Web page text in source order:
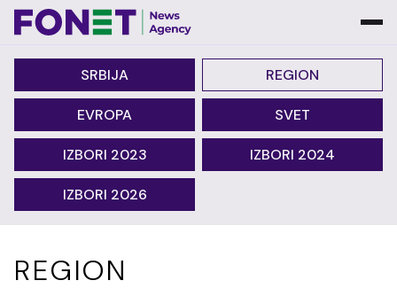
SRBIJA REGION
EVROPA SVET
IZBORI 2023 IZBORI 2024
IZBORI 2026
REGION